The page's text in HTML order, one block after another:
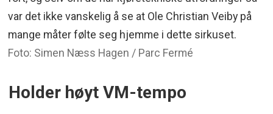
var det ikke vanskelig å se at Ole Christian Veiby på
mange måter følte seg hjemme i dette sirkuset.
Foto: Simen Næss Hagen / Parc Fermé
Holder høyt VM-tempo